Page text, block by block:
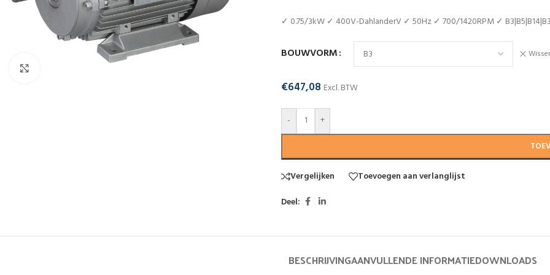
✓ 0.75/3kW ✓ 400V-DahlanderV ✓ 50Hz ✓ 700/1420RPM ✓
BOUWVORM
€647,08 Excl. BTW
- +
Vergelijken
Toevoegen aan verlanglijst
Deel:
BESCHRIJVINGAANVULLENDE INFORMATIEDOWNLOADS